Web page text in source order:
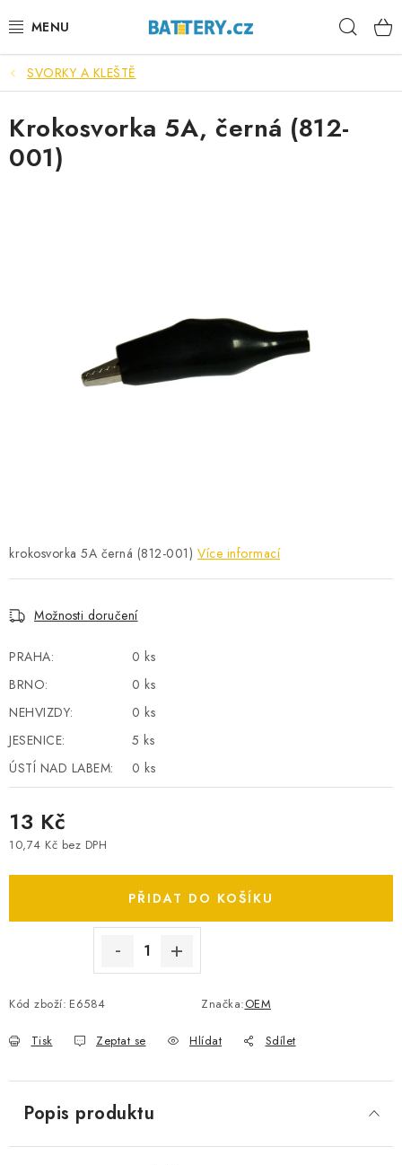
na
VÝHODNÉ SETY
SLUŽBY
AUTOBATERIE
BATERIOVÉ BOXY
MĚNIČE NAPĚTÍ
TESTERY BATERIÍ
BATERIE PRO VYSAVAČE
BATERIE PRO NOUZOVÁ OSVĚTLENÍ
SPOTŘEBNÍ BATERIE
PŘÍSLUŠENSTVÍ
DOPRAVA ZDARMA
POŠTOVNÉ A DOPRAVA
KONFIGURÁTOR AUTOBATERIÍ
O NÁS
OCHRANA OSOBNÍCH ÚDAJŮ
OVĚŘOVÁNÍ RECENZÍ
JAK NA TO S BATTERY.CZ
ČASTO KLADENÉ OTÁZKY, FAQ
NÁVODY KE STAŽENÍ
SVORKY A KLEŠTĚ
krokosvorka 5A černá (812-001) Více informací
Možnosti doručení
PRAHA:
0 ks
BRNO:
0 ks
NEHVIZDY:
0 ks
JESENICE:
5 ks
ÚSTÍ NAD LABEM:
0 ks
13 Kč
10,74 Kč bez DPH
PŘIDAT DO KOŠÍKU
Kód zboží: E6584 Značka:OEM
Tisk Zeptat se Hlídat Sdílet
Krokosvorka 5A, černá (812-
001)
Popis produktu